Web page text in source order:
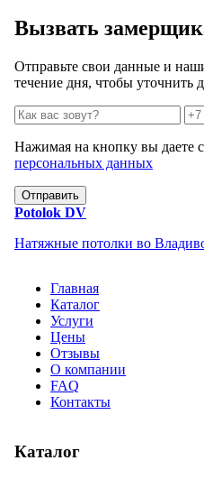
Вызвать
Отправьте свои данные и
течение дня, чтобы уточнить
Нажимая на кнопку вы даете
персональных данных
Отправить
Potolok DV
Натяжные потолки во
Главная
Каталог
Услуги
Цены
Отзывы
О компании
FAQ
Контакты
Каталог